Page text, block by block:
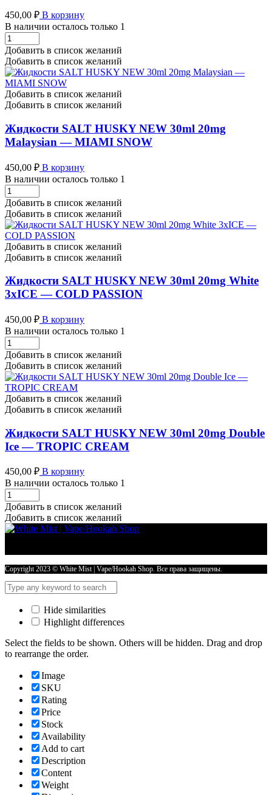
количество
450,00 ₽ В корзину
В наличии осталось только 1
Жидкости
SALT
HUSKY
NEW
30ml
20mg
(STRONG)
Double
Ice
-
TROPIC
количество
Добавить в список желаний
Добавить в список желаний
Добавить в список желаний
Добавить в список желаний
Жидкости SALT HUSKY NEW 30ml 20mg
Malaysian — MIAMI SNOW
450,00 ₽ В корзину
В наличии осталось только 1
Жидкости
SALT
HUSKY
NEW
30ml
20mg
Malaysian
-
MIAMI
SNOW
количество
Добавить в список желаний
Добавить в список желаний
Добавить в список желаний
Добавить в список желаний
Жидкости SALT HUSKY NEW 30ml 20mg White
3xICE — COLD PASSION
450,00 ₽ В корзину
В наличии осталось только 1
Жидкости
SALT
HUSKY
NEW
30ml
20mg
White
3xICE
-
COLD
PASSION
Добавить в список желаний
Добавить в список желаний
Добавить в список желаний
Добавить в список желаний
Жидкости SALT HUSKY NEW 30ml 20mg Double
Ice — TROPIC CREAM
450,00 ₽ В корзину
В наличии осталось только 1
Жидкости
SALT
HUSKY
NEW
Ice
-
TROPIC
количество
Добавить в список желаний
Добавить в список желаний
Copyright 2023 © White Mist | Vape/Hookah Shop. Все права защищены.
Hide similarities
Highlight differences
Select the fields to be shown. Others will be hidden. Drag and drop
to rearrange the order.
Image
SKU
Rating
Price
Stock
Availability
Add to cart
Description
Content
Weight